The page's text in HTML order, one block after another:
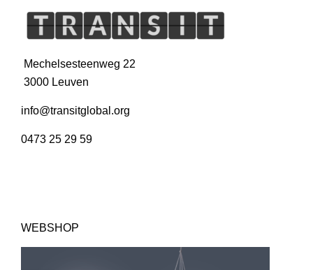
Mechelsesteenweg 22
3000 Leuven
info@transitglobal.org
0473 25 29 59
WEBSHOP